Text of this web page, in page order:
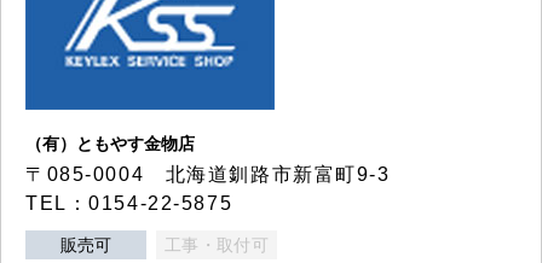
（有）ともやす金物店
〒085-0004 北海道釧路市新富町9-3
TEL：0154-22-5875
販売可 工事・取付可